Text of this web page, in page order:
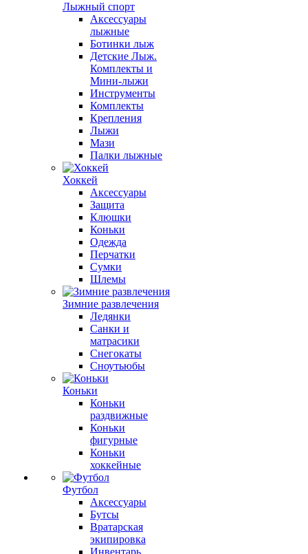
Лыжный спорт
Аксессуары
лыжные
Ботинки лыж
Детские Лыж.
Комплекты и
Мини-лыжи
Инструменты
Комплекты
Крепления
Лыжи
Мази
Палки лыжные
Хоккей
Аксессуары
Защита
Клюшки
Коньки
Одежда
Перчатки
Сумки
Шлемы
Зимние развлечения
Ледянки
Санки и
матрасики
Снегокаты
Сноутьюбы
Коньки
Коньки
раздвижные
Коньки
фигурные
Коньки
хоккейные
Футбол
Аксессуары
Бутсы
Вратарская
экипировка
Инвентарь